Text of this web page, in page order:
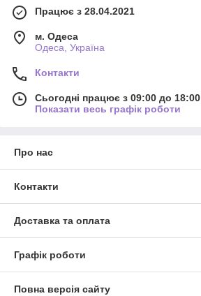
Працює з 28.04.2021
м. Одеса
Одеса, Україна
Контакти
Сьогодні працює з 09:00 до 18:00
Показати весь графік роботи
Про нас
Контакти
Доставка та оплата
Графік роботи
Повна версія сайту